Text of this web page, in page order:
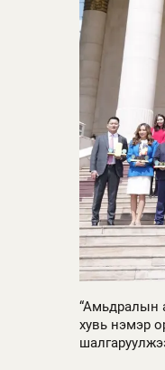
“Амьдралын
хувь нэмэр